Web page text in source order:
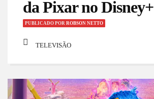
da Pixar no Disney+
PUBLICADO POR ROBSON NETTO
TELEVISÃO